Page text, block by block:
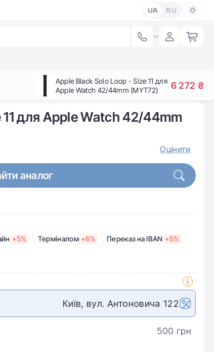
UA RU
Apple Black Solo Loop - Size 11 для
Apple Watch 42/44mm (MYT72)
6 272 ₴
для Apple Watch 42/44mm
Оцінити
аналог
+5% Терміналом +6% Переказ на IBAN +5%
Київ, вул. Антоновича 122
500 грн